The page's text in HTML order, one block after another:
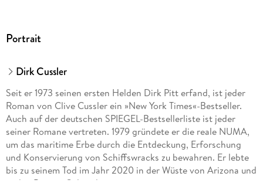
Portrait
Dirk Cussler
Seit er 1973 seinen ersten Helden Dirk Pitt erfand, ist jeder
Roman von Clive Cussler ein »New York Times«-Bestseller.
Auch auf der deutschen SPIEGEL-Bestsellerliste ist jeder
seiner Romane vertreten. 1979 gründete er die reale NUMA,
um das maritime Erbe durch die Entdeckung, Erforschung
und Konservierung von Schiffswracks zu bewahren. Er lebte
bis zu seinem Tod im Jahr 2020 in der Wüste von Arizona und
in den Bergen Colorados.